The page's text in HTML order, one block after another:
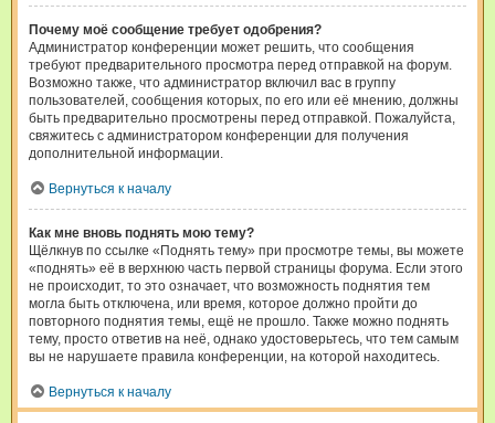
Почему моё сообщение требует одобрения?
Администратор конференции может решить, что сообщения
требуют предварительного просмотра перед отправкой на форум.
Возможно также, что администратор включил вас в группу
пользователей, сообщения которых, по его или её мнению, должны
быть предварительно просмотрены перед отправкой. Пожалуйста,
свяжитесь с администратором конференции для получения
дополнительной информации.
Вернуться к началу
Как мне вновь поднять мою тему?
Щёлкнув по ссылке «Поднять тему» при просмотре темы, вы можете
«поднять» её в верхнюю часть первой страницы форума. Если этого
не происходит, то это означает, что возможность поднятия тем
могла быть отключена, или время, которое должно пройти до
повторного поднятия темы, ещё не прошло. Также можно поднять
тему, просто ответив на неё, однако удостоверьтесь, что тем самым
вы не нарушаете правила конференции, на которой находитесь.
Вернуться к началу